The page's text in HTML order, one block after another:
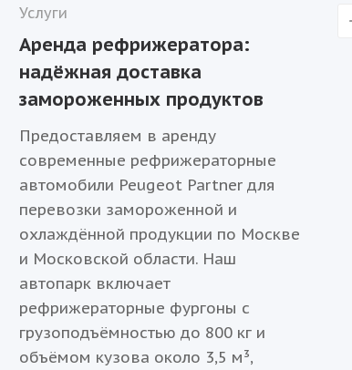
Услуги
Аренда рефрижератора:
надёжная доставка
замороженных продуктов
Предоставляем в аренду
современные рефрижераторные
автомобили Peugeot Partner для
перевозки замороженной и
охлаждённой продукции по Москве
и Московской области. Наш
автопарк включает
рефрижераторные фургоны с
грузоподъёмностью до 800 кг и
объёмом кузова около 3,5 м³,